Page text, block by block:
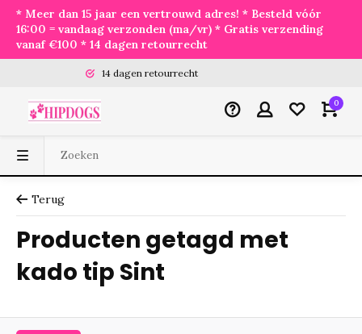
* Meer dan 15 jaar een vertrouwd adres! * Besteld vóór
16:00 = vandaag verzonden (ma/vr) * Gratis verzending
vanaf €100 * 14 dagen retourrecht
14 dagen retourrecht
0
Terug
Producten getagd met
kado tip Sint